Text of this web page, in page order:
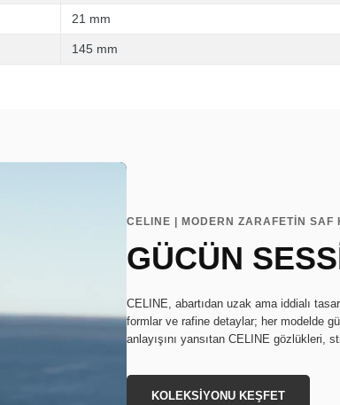
21 mm
145 mm
CELINE | MODERN ZARAFETİN SAF
GÜCÜN
CELINE, abartıdan uzak ama iddialı
formlar ve rafine detaylar; her modelde
anlayışını yansıtan CELINE gözlükleri,
KOLEKSİYONU KEŞFET